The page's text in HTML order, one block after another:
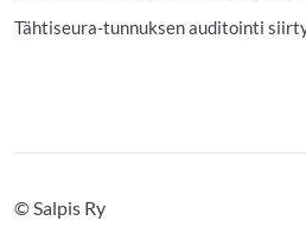
Tähtiseura-tunnuksen auditointi
©Salpis Ry